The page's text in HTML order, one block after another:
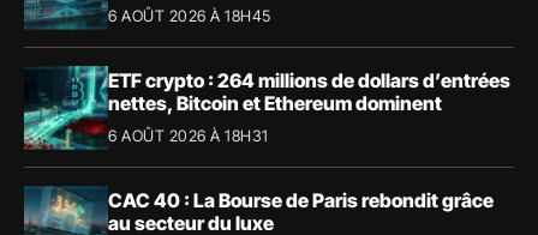
6 AOÛT 2026 À 18H45
ETF crypto : 264 millions de dollars d’entrées
nettes, Bitcoin et Ethereum dominent
6 AOÛT 2026 À 18H31
CAC 40 : La Bourse de Paris rebondit grâce
au secteur du luxe